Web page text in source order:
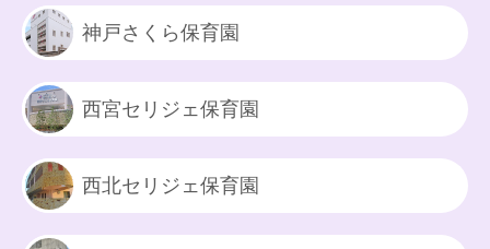
神戸さくら保育園
西宮セリジェ保育園
西北セリジェ保育園